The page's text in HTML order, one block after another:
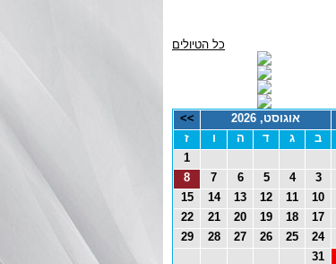
כל הטיולים
אוגוסט, 2026
>>
ב ג ד ה ו
ז
1
3
4
5
6
7
8
10
11
12
13
14
15
17
18
19
20
21
22
24
25
26
27
28
29
31